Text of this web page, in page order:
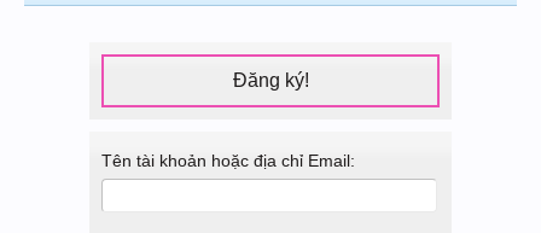
Đăng ký!
Tên tài khoản hoặc địa chỉ Email: